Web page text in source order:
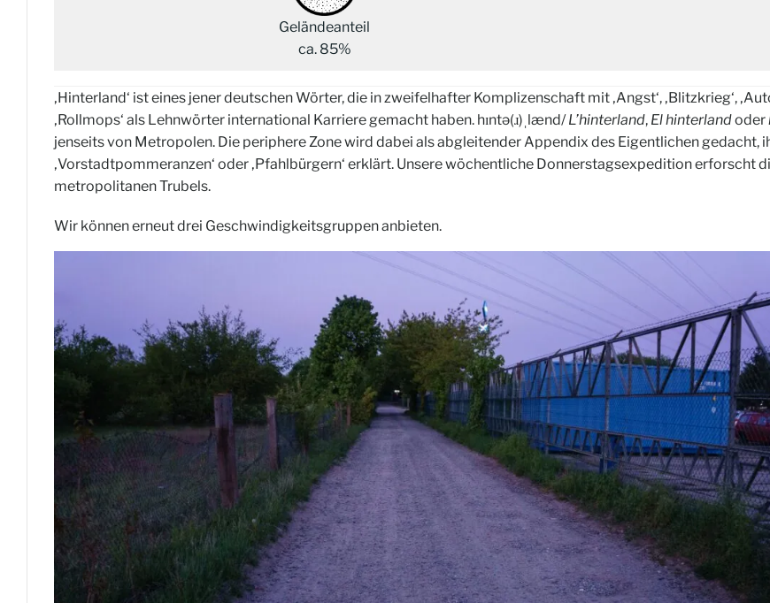
Geländeanteil
ca. 85%
‚Hinterland‘ ist eines jener deutschen Wörter, die in zweifelhafter Komplizenschaft mit ‚Angst‘, ‚Blitzkrieg‘,
‚Rollmops‘ als Lehnwörter international Karriere gemacht haben. hɪntə(ɹ)ˌlænd/L’hinterland, El hinterlandoder
jenseits von Metropolen. Die periphere Zone wird dabei als abgleitender Appendix des Eigentlichen gedacht,
‚Vorstadtpommeranzen‘ oder ‚Pfahlbürgern‘ erklärt. Unsere wöchentliche Donnerstagsexpedition erforscht
metropolitanen Trubels.
Wir können erneut drei Geschwindigkeitsgruppen anbieten.